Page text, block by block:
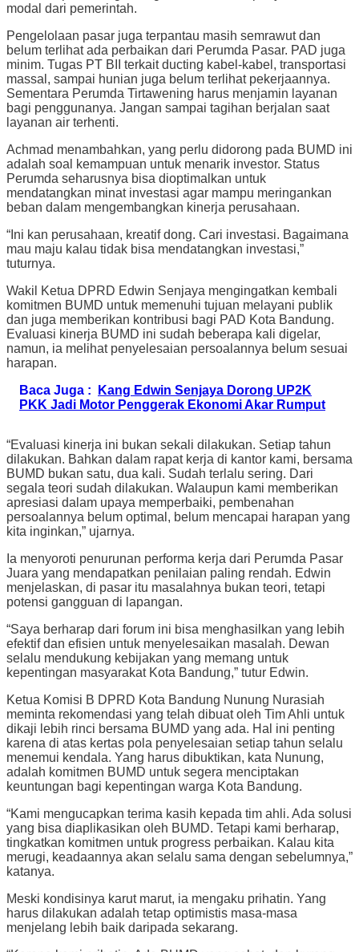
modal dari pemerintah.
Pengelolaan pasar juga terpantau masih semrawut dan
belum terlihat ada perbaikan dari Perumda Pasar. PAD juga
minim. Tugas PT BII terkait ducting kabel-kabel, transportasi
massal, sampai hunian juga belum terlihat pekerjaannya.
Sementara Perumda Tirtawening harus menjamin layanan
bagi penggunanya. Jangan sampai tagihan berjalan saat
layanan air terhenti.
Achmad menambahkan, yang perlu didorong pada BUMD ini
adalah soal kemampuan untuk menarik investor. Status
Perumda seharusnya bisa dioptimalkan untuk
mendatangkan minat investasi agar mampu meringankan
beban dalam mengembangkan kinerja perusahaan.
“Ini kan perusahaan, kreatif dong. Cari investasi. Bagaimana
mau maju kalau tidak bisa mendatangkan investasi,”
tuturnya.
Wakil Ketua DPRD Edwin Senjaya mengingatkan kembali
komitmen BUMD untuk memenuhi tujuan melayani publik
dan juga memberikan kontribusi bagi PAD Kota Bandung.
Evaluasi kinerja BUMD ini sudah beberapa kali digelar,
namun, ia melihat penyelesaian persoalannya belum sesuai
harapan.
Baca Juga :
Kang Edwin Senjaya Dorong UP2K
PKK Jadi Motor Penggerak Ekonomi Akar Rumput
“Evaluasi kinerja ini bukan sekali dilakukan. Setiap tahun
dilakukan. Bahkan dalam rapat kerja di kantor kami, bersama
BUMD bukan satu, dua kali. Sudah terlalu sering. Dari
segala teori sudah dilakukan. Walaupun kami memberikan
apresiasi dalam upaya memperbaiki, pembenahan
persoalannya belum optimal, belum mencapai harapan yang
kita inginkan,” ujarnya.
Ia menyoroti penurunan performa kerja dari Perumda Pasar
Juara yang mendapatkan penilaian paling rendah. Edwin
menjelaskan, di pasar itu masalahnya bukan teori, tetapi
potensi gangguan di lapangan.
“Saya berharap dari forum ini bisa menghasilkan yang lebih
efektif dan efisien untuk menyelesaikan masalah. Dewan
selalu mendukung kebijakan yang memang untuk
kepentingan masyarakat Kota Bandung,” tutur Edwin.
Ketua Komisi B DPRD Kota Bandung Nunung Nurasiah
meminta rekomendasi yang telah dibuat oleh Tim Ahli untuk
dikaji lebih rinci bersama BUMD yang ada. Hal ini penting
karena di atas kertas pola penyelesaian setiap tahun selalu
menemui kendala. Yang harus dibuktikan, kata Nunung,
adalah komitmen BUMD untuk segera menciptakan
keuntungan bagi kepentingan warga Kota Bandung.
“Kami mengucapkan terima kasih kepada tim ahli. Ada solusi
yang bisa diaplikasikan oleh BUMD. Tetapi kami berharap,
tingkatkan komitmen untuk progress perbaikan. Kalau kita
merugi, keadaannya akan selalu sama dengan sebelumnya,”
katanya.
Meski kondisinya karut marut, ia mengaku prihatin. Yang
harus dilakukan adalah tetap optimistis masa-masa
menjelang lebih baik daripada sekarang.